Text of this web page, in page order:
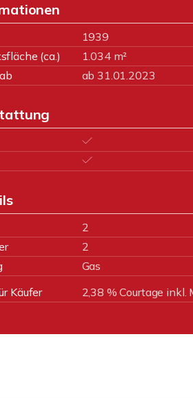
1939
(ca.)
1.034 m²
ab 31.01.2023
2
2
Gas
Käufer
2,38 % Courtage inkl.